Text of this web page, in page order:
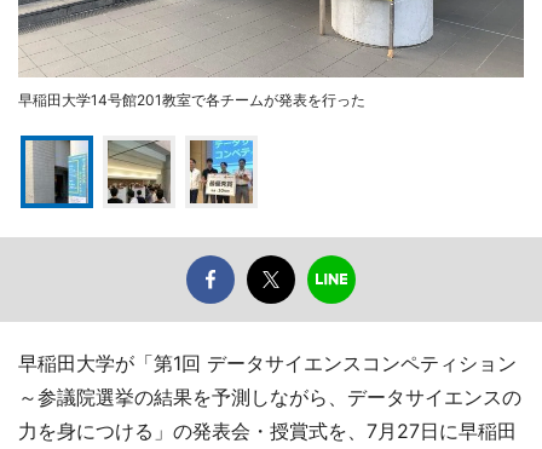
早稲田大学14号館201教室で各チームが発表を行った
早稲田大学が「第1回 データサイエンスコンペティション
～参議院選挙の結果を予測しながら、データサイエンスの
力を身につける」の発表会・授賞式を、7月27日に早稲田